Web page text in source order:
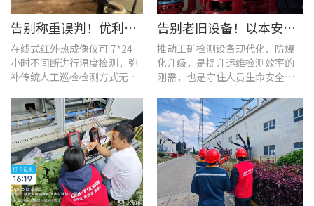
告别称重误判！优利德在线式热成像仪重构新材料铸造注液控制逻辑
在线式红外热成像仪可 7*24
小时不间断进行温度检测，弥
补传统人工巡检检测方式无法
告别老旧设备！以本安型防爆产品矩阵与合规检测，守住工矿安全底线
推动工矿检测设备现代化、防爆
化升级，是提升运维检测效率的
刚需，也是守住人员生命安全、